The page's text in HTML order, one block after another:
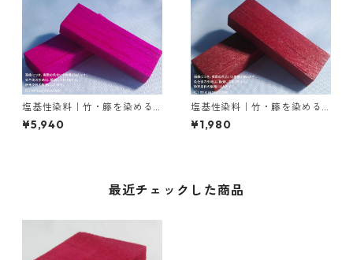
塩基性染料｜竹・籐を染める
｜50g｜ローダミンＢ（赤紫
色）
¥5,940
塩基性染料｜竹・籐を染める
｜20g｜M.Bビスマークブロン
Ｂ（茶色）
¥1,980
最近チェックした商品